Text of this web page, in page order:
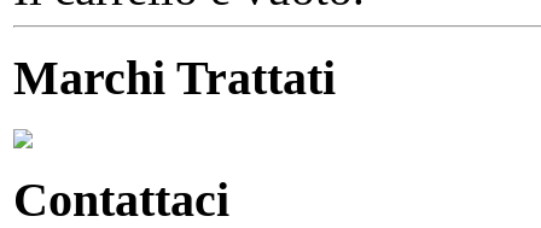
Marchi Trattati
Contattaci